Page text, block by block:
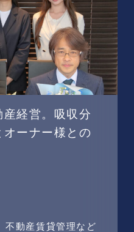
経営。吸収分
ーナー様との
不動産賃貸管理など